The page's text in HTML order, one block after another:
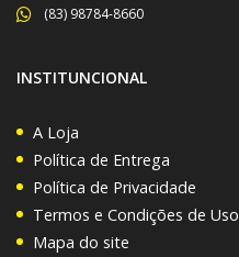
(83) 98784-8660
INSTITUNCIONAL
A Loja
Política de Entrega
Política de Privacidade
Termos e Condições de Uso
Mapa do site